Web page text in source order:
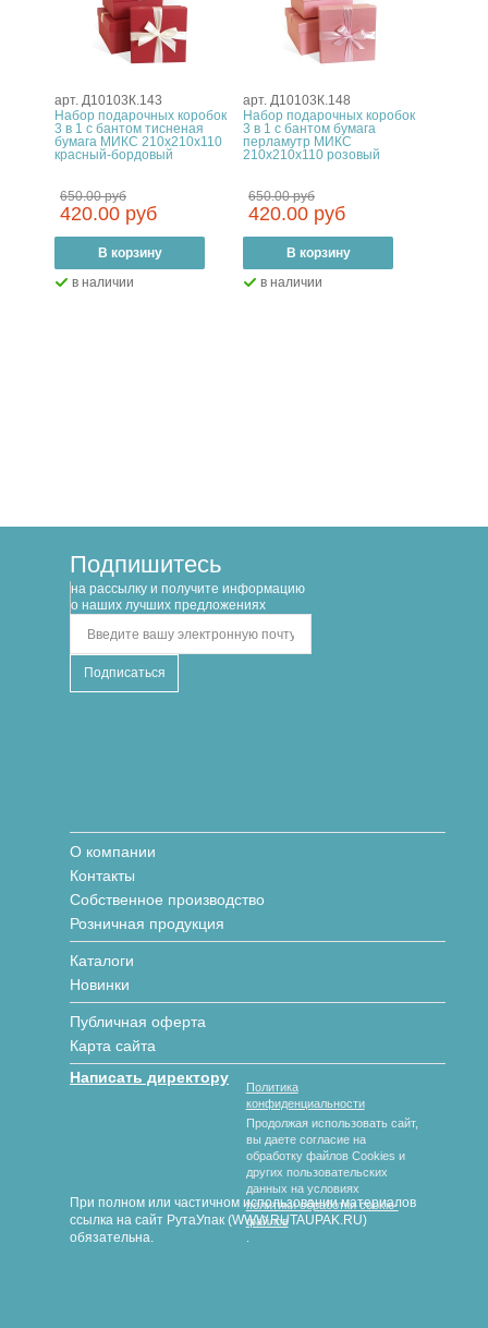
арт. Д10103К.143
Набор подарочных коробок
3 в 1 с бантом тисненая
бумага МИКС 210x210x110
красный-бордовый
650.00 руб
420.00 руб
+
В корзину
в наличии
арт. Д10103К.148
Набор подарочных коробок
3 в 1 с бантом бумага
перламутр МИКС
210x210x110 розовый
650.00 руб
420.00 руб
+
В корзину
в наличии
Подпишитесь
на рассылку и получите информацию
о наших лучших предложениях
О компании
Контакты
Собственное производство
Розничная продукция
Каталоги
Новинки
Публичная оферта
Карта сайта
Написать директору
При полном или частичном использовании материалов
ссылка на сайт РутаУпак (WWW.RUTAUPAK.RU)
обязательна.
Политика
конфиденциальности
Продолжая использовать сайт,
вы даете согласие на
обработку файлов Cookies и
других пользовательских
данных на условиях
политики обработки cookie-
файлов